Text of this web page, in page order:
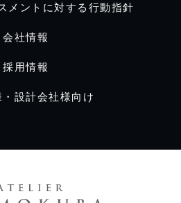
メントに対する行動指針
会社情報
採用情報
設計会社様向け